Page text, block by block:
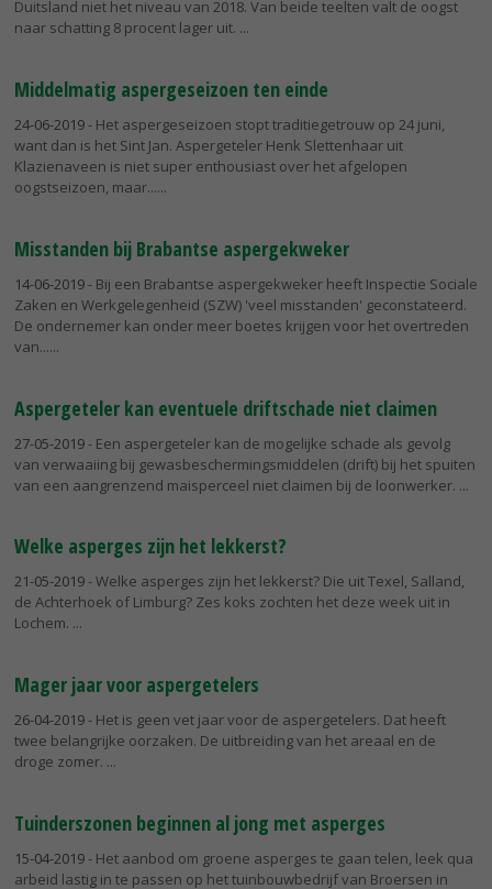
Duitsland niet het niveau van 2018. Van beide teelten valt de oogst
naar schatting 8 procent lager uit.
Middelmatig aspergeseizoen ten einde
24-06-2019- Het aspergeseizoen stopt traditiegetrouw op 24 juni,
want dan is het Sint Jan. Aspergeteler Henk Slettenhaar uit
Klazienaveen is niet super enthousiast over het afgelopen
oogstseizoen, maar...
Misstanden bij Brabantse aspergekweker
14-06-2019- Bij een Brabantse aspergekweker heeft Inspectie Sociale
Zaken en Werkgelegenheid (SZW) 'veel misstanden' geconstateerd.
De ondernemer kan onder meer boetes krijgen voor het overtreden
van...
Aspergeteler kan eventuele driftschade niet claimen
27-05-2019- Een aspergeteler kan de mogelijke schade als gevolg
van verwaaiing bij gewasbeschermingsmiddelen (drift) bij het spuiten
van een aangrenzend maisperceel niet claimen bij de loonwerker.
Welke asperges zijn het lekkerst?
21-05-2019- Welke asperges zijn het lekkerst? Die uit Texel, Salland,
de Achterhoek of Limburg? Zes koks zochten het deze week uit in
Lochem.
Mager jaar voor aspergetelers
26-04-2019- Het is geen vet jaar voor de aspergetelers. Dat heeft
twee belangrijke oorzaken. De uitbreiding van het areaal en de
droge zomer.
Tuinderszonen beginnen al jong met asperges
15-04-2019- Het aanbod om groene asperges te gaan telen, leek qua
arbeid lastig in te passen op het tuinbouwbedrijf van Broersen in